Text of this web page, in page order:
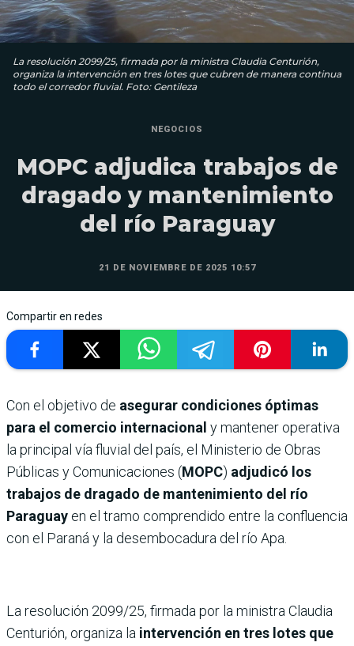
La resolución 2099/25, firmada por la ministra Claudia Centurión,
organiza la intervención en tres lotes que cubren de manera continua
todo el corredor fluvial. Foto: Gentileza
NEGOCIOS
MOPC adjudica trabajos de
dragado y mantenimiento
del río Paraguay
21 DE NOVIEMBRE DE 2025 10:57
Compartir en redes
Con el objetivo de asegurar condiciones óptimas
para el comercio internacional y mantener operativa
la principal vía fluvial del país, el Ministerio de Obras
Públicas y Comunicaciones (MOPC) adjudicó los
trabajos de dragado de mantenimiento del río
Paraguay en el tramo comprendido entre la confluencia
con el Paraná y la desembocadura del río Apa.
La resolución 2099/25, firmada por la ministra Claudia
Centurión, organiza la intervención en tres lotes que